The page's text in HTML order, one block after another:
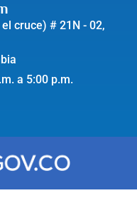
cruce) # 21N - 02,
a 5:00 p.m.